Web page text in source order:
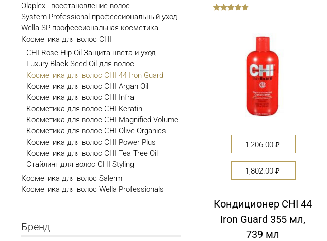
1,206.00₽
1,802.00₽
Кондиционер CHI 44
Iron Guard 355 мл,
739 мл
Olaplex - восстановление волос
System Professional профессиональный уход
Wella SP профессиональная косметика
Косметика для волос CHI
CHI Rose Hip Oil Защита цвета и уход
Luxury Black Seed Oil для волос
Косметика для волос CHI 44 Iron Guard
Косметика для волос CHI Argan Oil
Косметика для волос CHI Infra
Косметика для волос CHI Keratin
Косметика для волос CHI Magnified Volume
Косметика для волос CHI Olive Organics
Косметика для волос CHI Power Plus
Косметика для волос CHI Tea Tree Oil
Стайлинг для волос CHI Styling
Косметика для волос Salerm
Косметика для волос Wella Professionals
Бренд